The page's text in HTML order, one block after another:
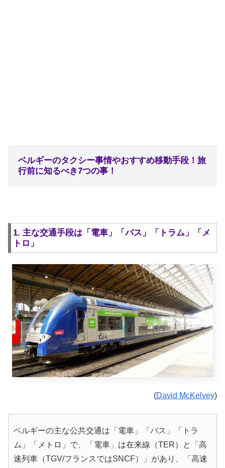
ベルギーのタクシー事情やおすすめ移動手段！旅
行前に知るべき7つの事！
1. 主な交通手段は「電車」「バス」「トラム」「メ
トロ」
(David McKelvey)
ベルギーの主な公共交通は「電車」「バス」「トラ
ム」「メトロ」で、「電車」は在来線（TER）と「高
速列車（TGV/フランスではSNCF）」があり、「高速